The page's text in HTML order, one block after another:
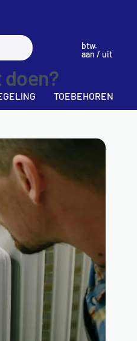
btw.
aan / uit
TOEBEHOREN